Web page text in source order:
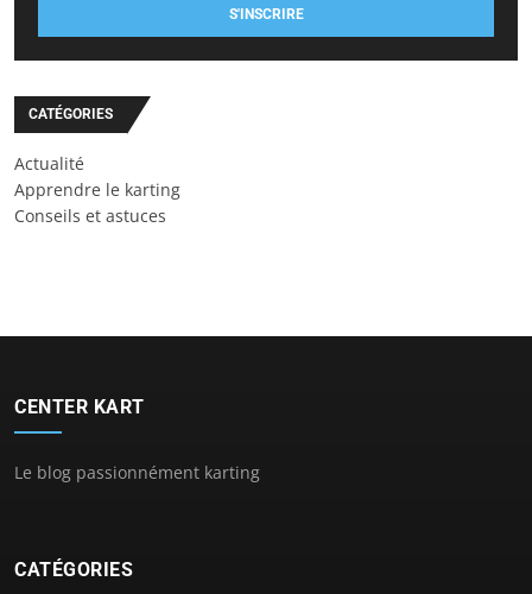
S'INSCRIRE
CATÉGORIES
Actualité
Apprendre le karting
Conseils et astuces
CENTER KART
Le blog passionnément karting
CATÉGORIES